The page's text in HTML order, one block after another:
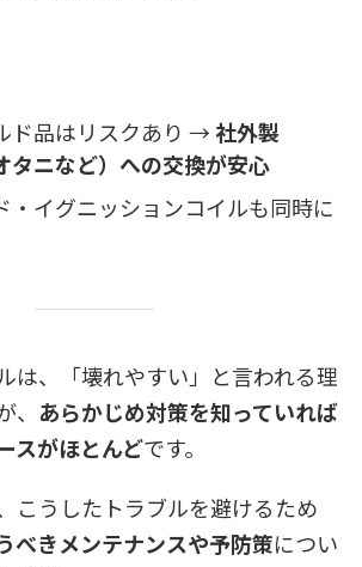
ド品はリスクあり → 社外製
タニなど）への交換が安心
・イグニッションコイルも同時に
は、「壊れやすい」と言われる理
あらかじめ対策を知っていれば
スがほとんどです。
こうしたトラブルを避けるため
べきメンテナンスや予防策につい